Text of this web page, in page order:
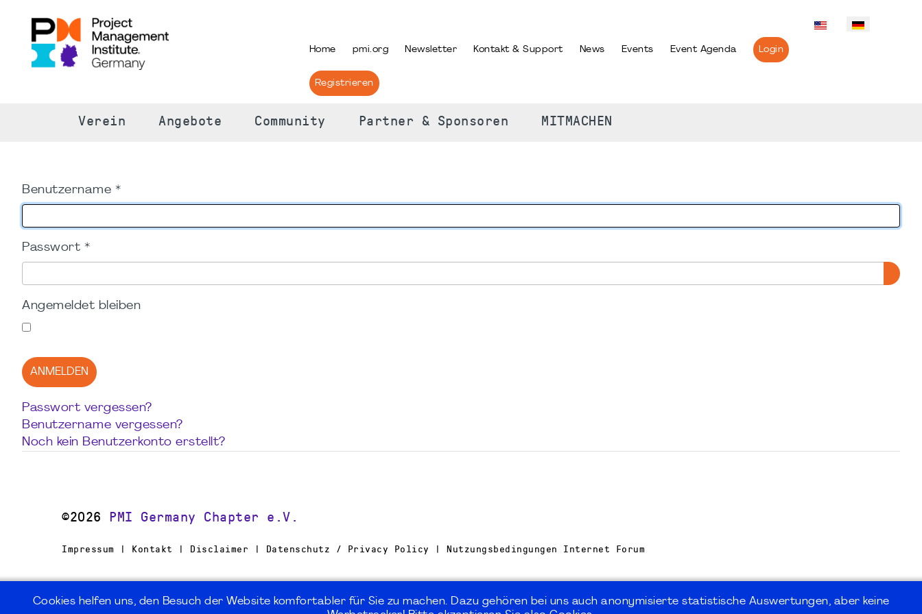
Home pmi.org Newsletter Kontakt & Support News Events Event Agenda Login
Registrieren
Verein Angebote Community Partner & Sponsoren MITMACHEN
Benutzername *
Passwort *
Angemeldet bleiben
ANMELDEN
Passwort vergessen?
Benutzername vergessen?
Noch kein Benutzerkonto erstellt?
©2026 PMI Germany Chapter e.V.
Impressum | Kontakt | Disclaimer | Datenschutz / Privacy Policy | Nutzungsbedingungen Internet Forum
Cookies helfen uns, den Besuch der Website komfortabler für Sie zu machen. Dazu gehören bei uns auch anonymisierte statistische Auswertungen, aber keine